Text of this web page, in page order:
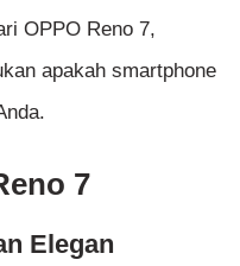
OPPO Reno 7,
apakah smartphone
7
Elegan